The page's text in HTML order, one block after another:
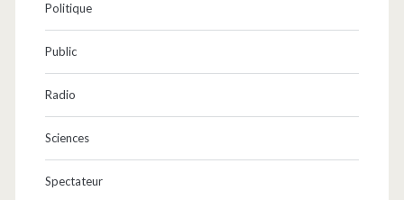
Politique
Public
Radio
Sciences
Spectateur